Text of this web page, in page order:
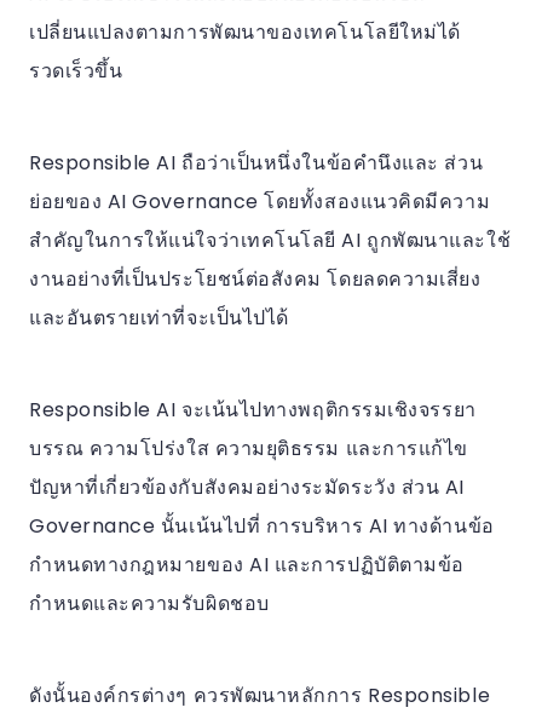
เปลี่ยนแปลงตามการพัฒนาของเทคโนโลยีใหม่ได้
รวดเร็วขึ้น
Responsible AI ถือว่าเป็นหนึ่งในข้อคำนึงและ ส่วน
ย่อยของ AI Governance โดยทั้งสองแนวคิดมีความ
สำคัญในการให้แน่ใจว่าเทคโนโลยี AI ถูกพัฒนาและใช้
งานอย่างที่เป็นประโยชน์ต่อสังคม โดยลดความเสี่ยง
และอันตรายเท่าที่จะเป็นไปได้
Responsible AI จะเน้นไปทางพฤติกรรมเชิงจรรยา
บรรณ ความโปร่งใส ความยุติธรรม และการแก้ไข
ปัญหาที่เกี่ยวข้องกับสังคมอย่างระมัดระวัง ส่วน AI
Governance นั้นเน้นไปที่ การบริหาร AI ทางด้านข้อ
กำหนดทางกฎหมายของ AI และการปฏิบัติตามข้อ
กำหนดและความรับผิดชอบ
ดังนั้นองค์กรต่างๆ ควรพัฒนาหลักการ Responsible